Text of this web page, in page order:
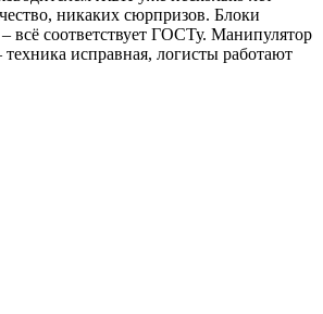
никаких сюрпризов. Блоки
всё соответствует ГОСТу. Манипулятор
техника исправная, логисты работают